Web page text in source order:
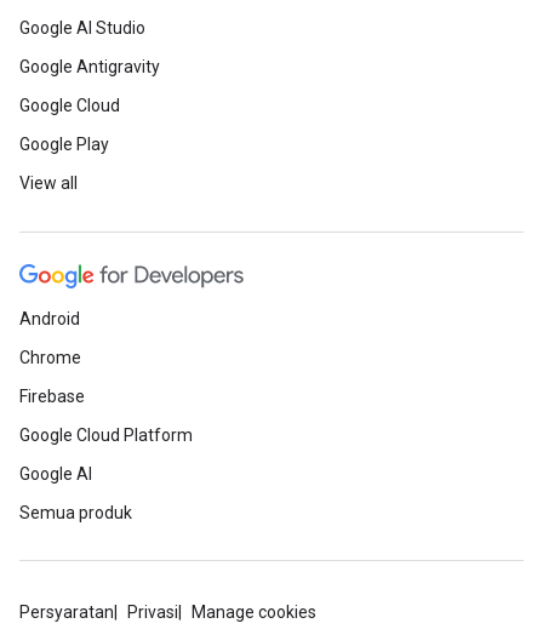
Google AI Studio
Google Antigravity
Google Cloud
Google Play
View all
Android
Chrome
Firebase
Google Cloud Platform
Google AI
Semua produk
Persyaratan Privasi Manage cookies